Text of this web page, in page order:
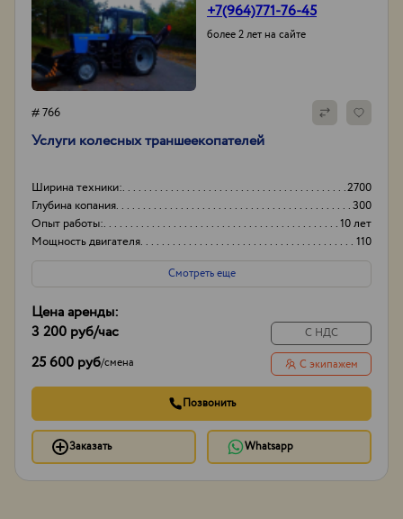
+7(964)771-76-45
более 2 лет на сайте
# 766
Услуги колесных траншеекопателей
Ширина техники:
2700
Глубина копания
300
Опыт работы:
10 лет
Мощность двигателя
110
Смотреть еще
Цена аренды:
3 200 руб/час
25 600 руб/смена
С НДС
С экипажем
Позвонить
Заказать Whatsapp